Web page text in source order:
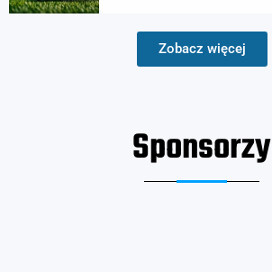
Zobacz więcej
Sponsorzy